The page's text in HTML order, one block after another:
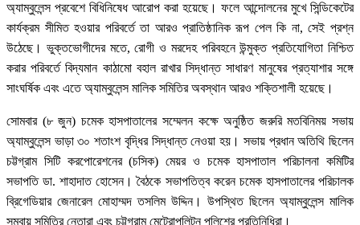
অ্যাম্বুলেন্স প্রবেশে বিধিনিষেধ আরোপ করা হয়েছে। ফলে আন্দোলনের মুখে সিন্ডিকেটের
কার্যক্রম সীমিত হওয়ার পরিবর্তে তা আরও প্রাতিষ্ঠানিক রূপ পেল কি না, সেই প্রশ্ন
উঠেছে। ভুক্তভোগীদের মতে, রোগী ও মরদেহ পরিবহনে উন্মুক্ত প্রতিযোগিতা নিশ্চিত
করার পরিবর্তে বিদ্যমান কাঠামো বহাল রাখার সিদ্ধান্ত সাধারণ মানুষের প্রত্যাশার সঙ্গে
সাংঘর্ষিক এবং এতে অ্যাম্বুলেন্স মালিক সমিতির অবস্থান আরও শক্তিশালী হয়েছে।
সোমবার (৮ জুন) চমেক হাসপাতালের সম্মেলন কক্ষে অনুষ্ঠিত জরুরি মতবিনিময় সভায়
অ্যাম্বুলেন্স ভাড়া ৩০ শতাংশ বৃদ্ধির সিদ্ধান্ত নেওয়া হয়। সভায় প্রধান অতিথি ছিলেন
চট্টগ্রাম সিটি করপোরেশনের (চসিক) মেয়র ও চমেক হাসপাতাল পরিচালনা কমিটির
সভাপতি ডা. শাহাদাত হোসেন। বৈঠকে সভাপতিত্ব করেন চমেক হাসপাতালের পরিচালক
ব্রিগেডিয়ার জেনারেল মোহাম্মদ তসলিম উদ্দিন। উপস্থিত ছিলেন অ্যাম্বুলেন্স মালিক
সমবায় সমিতির নেতারা এবং চট্টগ্রাম মেট্রোপলিটন পুলিশের প্রতিনিধিরা।